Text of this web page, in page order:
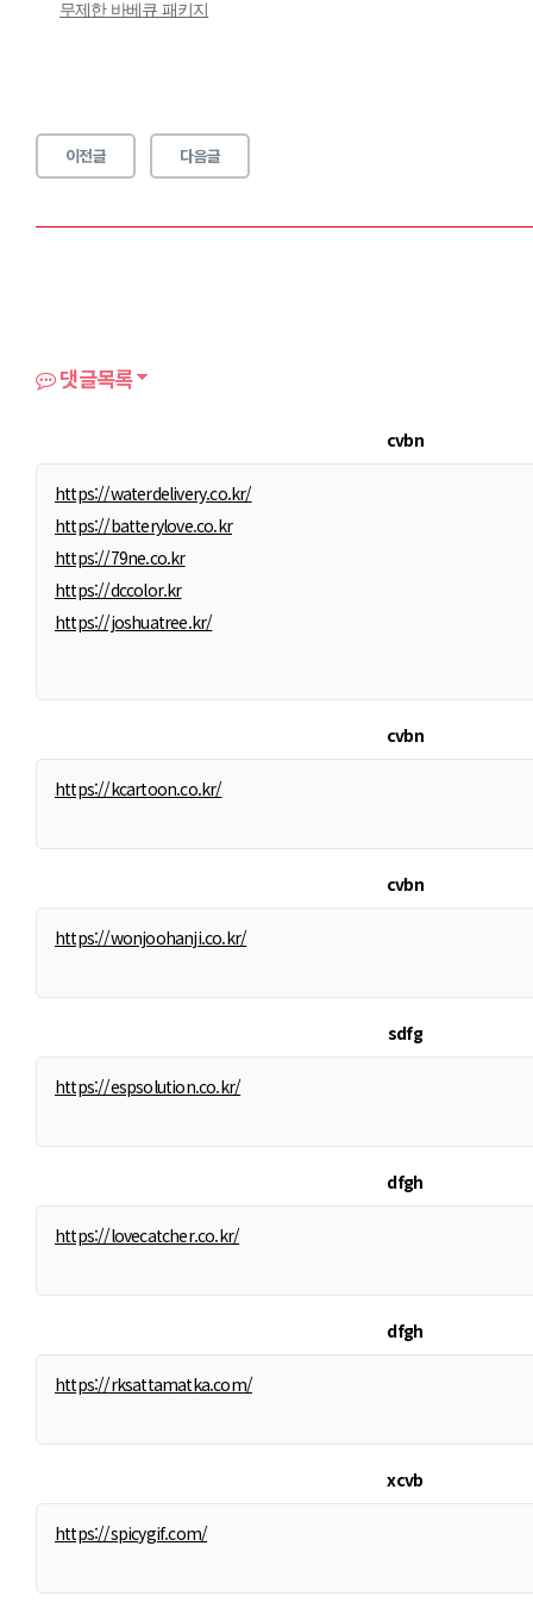
무제한 바베큐 패키지
이전글 다음글
댓글목록
cvbn
https://waterdelivery.co.kr/
https://batterylove.co.kr
https://79ne.co.kr
https://dccolor.kr
https://joshuatree.kr/
cvbn
https://kcartoon.co.kr/
cvbn
https://wonjoohanji.co.kr/
sdfg
https://espsolution.co.kr/
dfgh
https://lovecatcher.co.kr/
dfgh
https://rksattamatka.com/
xcvb
https://spicygif.com/